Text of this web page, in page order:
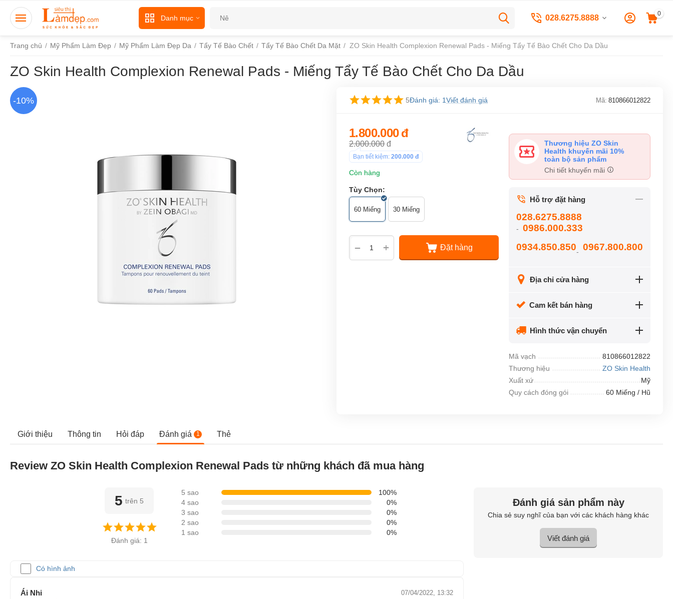
Danh mục 028.6275.8888 0
Trang chủ / Mỹ Phẩm Làm Đẹp / Mỹ Phẩm Làm Đẹp Da / Tẩy Tế Bào Chết / Tẩy Tế Bào Chết Da Mặt / ZO Skin Health Complexion Renewal Pads - Miếng Tẩy Tế Bào Chết Cho Da Dầu
ZO Skin Health Complexion Renewal Pads - Miếng Tẩy Tế Bào Chết Cho Da Dầu
-10%
5Đánh giá: 1Viết đánh giá Mã: 810866012822
1.800.000đ
2.000.000 đ
Bạn tiết kiệm: 200.000 đ
Còn hàng
Tùy Chọn:
60 Miếng 30 Miếng
+
− Đặt hàng
Thương hiệu ZO Skin
Health khuyến mãi 10%
toàn bộ sản phẩm
Chi tiết khuyến mãi
Hỗ trợ đặt hàng
028.6275.8888
- 0986.000.333
0934.850.850- 0967.800.800
Địa chỉ cửa hàng
Cam kết bán hàng
Hình thức vận chuyển
Mã vạch
810866012822
Thương hiệu
ZO Skin Health
Xuất xứ
Mỹ
Quy cách đóng gói
60 Miếng / Hũ
Giới thiệu Thông tin Hỏi đáp Đánh giá 1 Thẻ
Review ZO Skin Health Complexion Renewal Pads từ những khách đã mua hàng
5 trên 5
Đánh giá: 1
5 sao
100%
4 sao
0%
3 sao
0%
2 sao
0%
1 sao
0%
Có hình ảnh
Ái Nhi 07/04/2022, 13:32
Đánh giá sản phẩm này
Chia sẻ suy nghĩ của bạn với các khách hàng khác
Viết đánh giá